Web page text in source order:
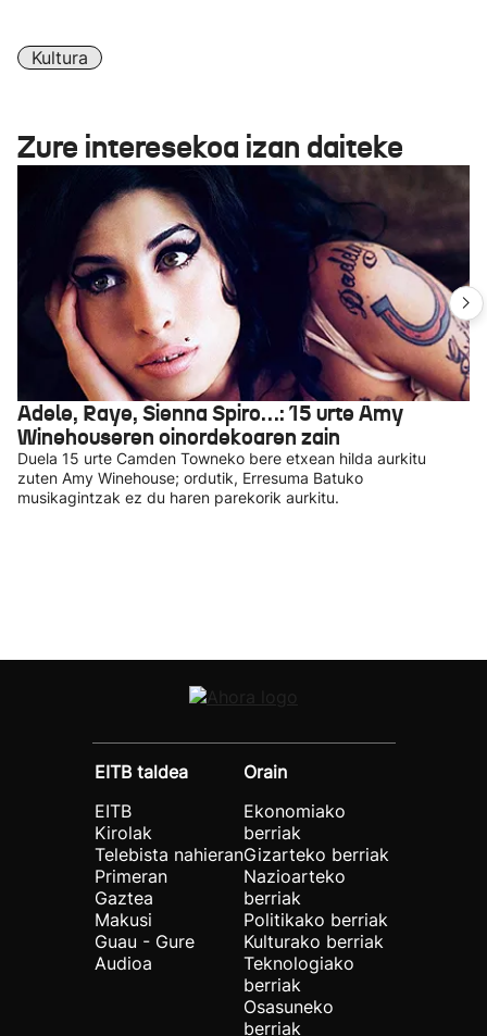
Kultura
Zure interesekoa izan daiteke
Adele, Raye, Sienna Spiro…: 15 urte Amy
Winehouseren oinordekoaren zain
Duela 15 urte Camden Towneko bere etxean hilda aurkitu
zuten Amy Winehouse; ordutik, Erresuma Batuko
musikagintzak ez du haren parekorik aurkitu.
EITB taldea
EITB
Kirolak
Telebista nahieran
Primeran
Gaztea
Makusi
Guau - Gure
Audioa
Orain
Ekonomiako
berriak
Gizarteko berriak
Nazioarteko
berriak
Politikako berriak
Kulturako berriak
Teknologiako
berriak
Osasuneko
berriak